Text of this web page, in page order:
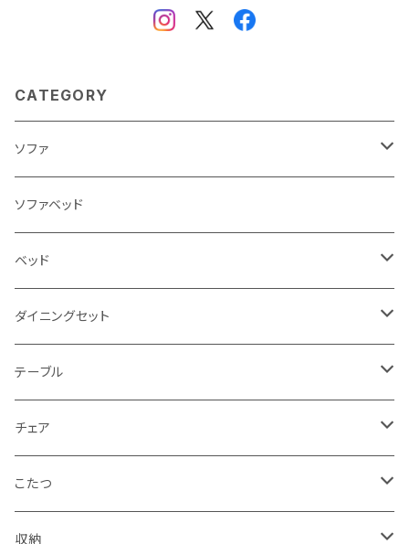
CATEGORY
ソファ
3人掛け
2.5人掛け
2人掛け
1人掛け
カウチソファ
コーナーソファ
ソファセット
ソファベッド
ベッド
シングルサイズ以下（フレームのみ）
セミダブルサイズ（フレームのみ）
ダブルサイズ（フレームのみ）
ワイドダブルサイズ以上（フレームのみ）
シングルサイズ以下（マットレス付）
ダイニングセット
ダイニング3点セット以下
ダイニング4点セット
ダイニング5点・6点セット
ダイニング7点セット以上
テーブル
センターテーブル
ダイニングテーブル
カウンターテーブル
チェア
ダイニングチェア
カウンターチェア
こたつ
こたつテーブル
収納